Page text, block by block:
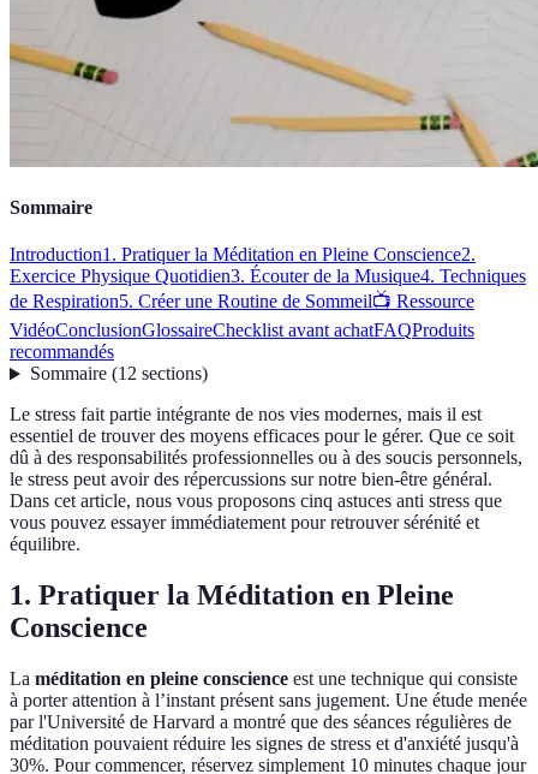
Sommaire
Introduction1. Pratiquer la Méditation en Pleine Conscience2.
Exercice Physique Quotidien3. Écouter de la Musique4. Techniques
de Respiration5. Créer une Routine de Sommeil📺 Ressource
VidéoConclusionGlossaireChecklist avant achatFAQProduits
recommandés
Sommaire(12 sections)
Le stress fait partie intégrante de nos vies modernes, mais il est
essentiel de trouver des moyens efficaces pour le gérer. Que ce soit
dû à des responsabilités professionnelles ou à des soucis personnels,
le stress peut avoir des répercussions sur notre bien-être général.
Dans cet article, nous vous proposons cinq astuces anti stress que
vous pouvez essayer immédiatement pour retrouver sérénité et
équilibre.
1. Pratiquer la Méditation en Pleine
Conscience
La méditation en pleine conscience est une technique qui consiste
à porter attention à l’instant présent sans jugement. Une étude menée
par l'Université de Harvard a montré que des séances régulières de
méditation pouvaient réduire les signes de stress et d'anxiété jusqu'à
30%. Pour commencer, réservez simplement 10 minutes chaque jour